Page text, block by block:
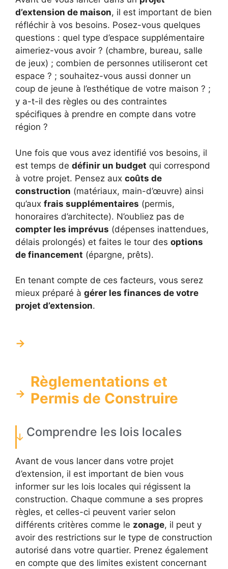
d’extension de maison, il est important de bien
réfléchir à vos besoins. Posez-vous quelques
questions : quel type d’espace supplémentaire
aimeriez-vous avoir ? (chambre, bureau, salle
de jeux) ; combien de personnes utiliseront cet
espace ? ; souhaitez-vous aussi donner un
coup de jeune à l’esthétique de votre maison ? ;
y a-t-il des règles ou des contraintes
spécifiques à prendre en compte dans votre
région ?
Une fois que vous avez identifié vos besoins, il
est temps de définir un budget qui correspond
à votre projet. Pensez aux coûts de
construction (matériaux, main-d’œuvre) ainsi
qu’aux frais supplémentaires (permis,
honoraires d’architecte). N’oubliez pas de
compter les imprévus (dépenses inattendues,
délais prolongés) et faites le tour des options
de financement (épargne, prêts).
En tenant compte de ces facteurs, vous serez
mieux préparé à gérer les finances de votre
projet d’extension.
Règlementations et
Permis de Construire
Comprendre les lois locales
Avant de vous lancer dans votre projet
d’extension, il est important de bien vous
informer sur les lois locales qui régissent la
construction. Chaque commune a ses propres
règles, et celles-ci peuvent varier selon
différents critères comme le zonage, il peut y
avoir des restrictions sur le type de construction
autorisé dans votre quartier. Prenez également
en compte que des limites existent concernant